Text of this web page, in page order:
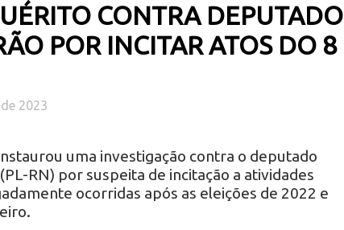
CONTRA DEPUTADO
POR INCITAR ATOS DO 8
2023
uma investigação contra o deputado
RN) por suspeita de incitação a atividades
ocorridas após as eleições de 2022 e